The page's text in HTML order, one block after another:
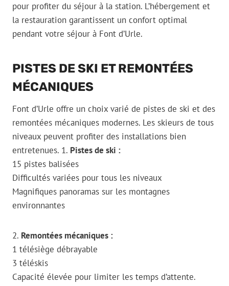
pour profiter du séjour à la station. L’hébergement et
la restauration garantissent un confort optimal
pendant votre séjour à Font d’Urle.
PISTES DE SKI ET REMONTÉES
MÉCANIQUES
Font d’Urle offre un choix varié de pistes de ski et des
remontées mécaniques modernes. Les skieurs de tous
niveaux peuvent profiter des installations bien
entretenues. 1. Pistes de ski :
15 pistes balisées
Difficultés variées pour tous les niveaux
Magnifiques panoramas sur les montagnes
environnantes
2. Remontées mécaniques :
1 télésiège débrayable
3 téléskis
Capacité élevée pour limiter les temps d’attente.